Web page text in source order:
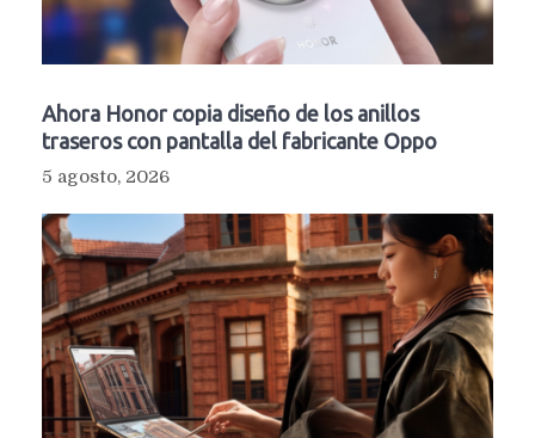
Ahora Honor copia diseño de los anillos
traseros con pantalla del fabricante Oppo
5 agosto, 2026